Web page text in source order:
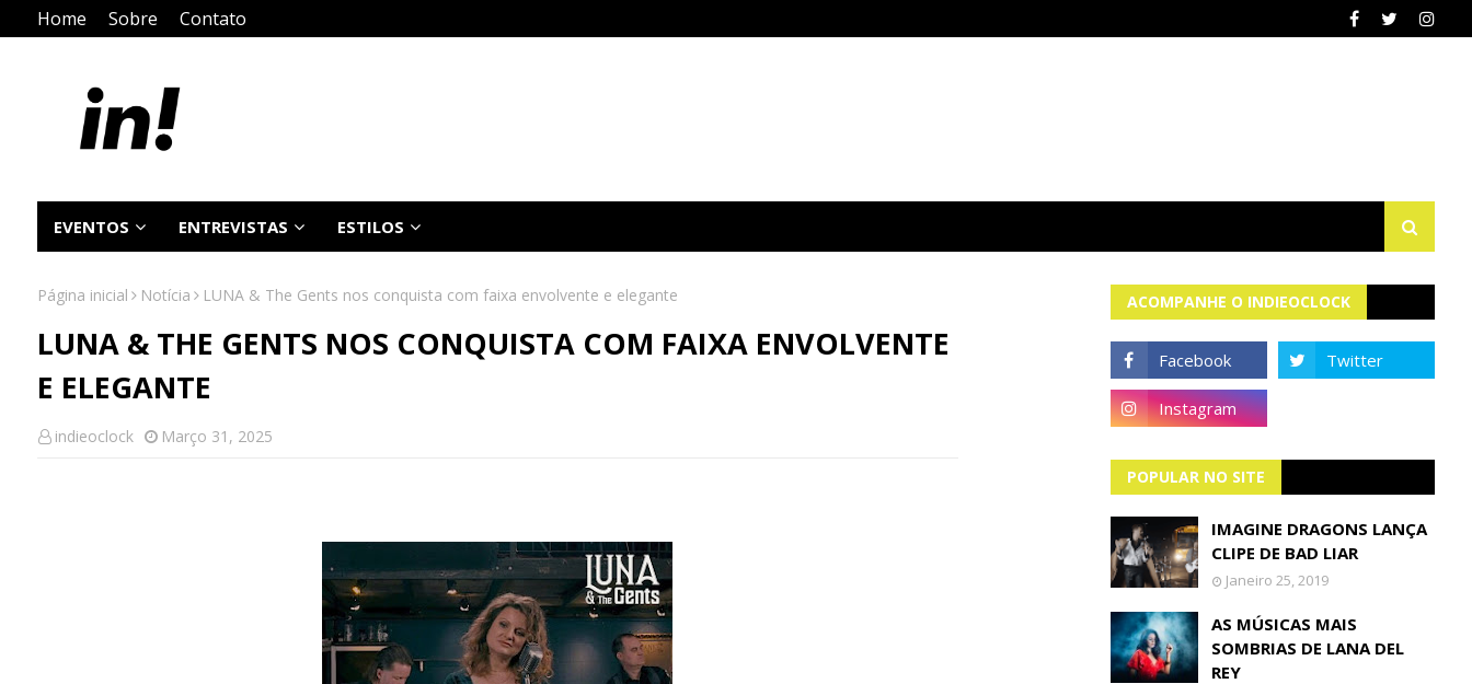
Home Sobre Contato
EVENTOS ENTREVISTAS ESTILOS
Página inicial Notícia LUNA & The Gents nos conquista com faixa envolvente e elegante
LUNA & THE GENTS NOS CONQUISTA COM FAIXA ENVOLVENTE
E ELEGANTE
indieoclock Março 31, 2025
ACOMPANHE O INDIEOCLOCK
POPULAR NO SITE
IMAGINE DRAGONS LANÇA
CLIPE DE BAD LIAR
Janeiro 25, 2019
AS MÚSICAS MAIS
SOMBRIAS DE LANA DEL
REY